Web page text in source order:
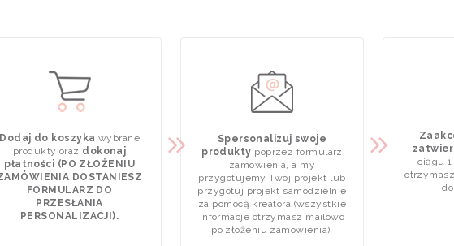
Dodaj do koszyka wybrane
produkty oraz dokonaj
płatności (PO ZŁOŻENIU
DOSTANIESZ
FORMULARZ DO
PRZESŁANIA
PERSONALIZACJI).
Spersonalizuj swoje
produkty poprzez formularz
zamówienia, a my
przygotujemy Twój projekt lub
przygotuj projekt samodzielnie
za pomocą kreatora (wszystkie
informacje otrzymasz mailowo
po złożeniu zamówienia).
ciągu